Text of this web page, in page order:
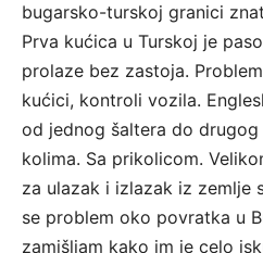
bugarsko-turskoj granici
Prva kućica u Turskoj je
prolaze bez zastoja.
kućici, kontroli vozila.
od jednog šaltera do
kolima. Sa prikolicom.
za ulazak i izlazak iz zemlje
se problem oko povratka u
zamišljam kako im je celo